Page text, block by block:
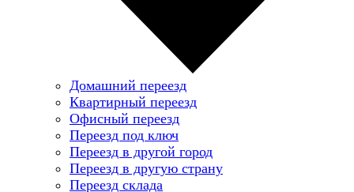
Домашний переезд
Квартирный переезд
Офисный переезд
Переезд под ключ
Переезд в другой город
Переезд в другую страну
Переезд склада